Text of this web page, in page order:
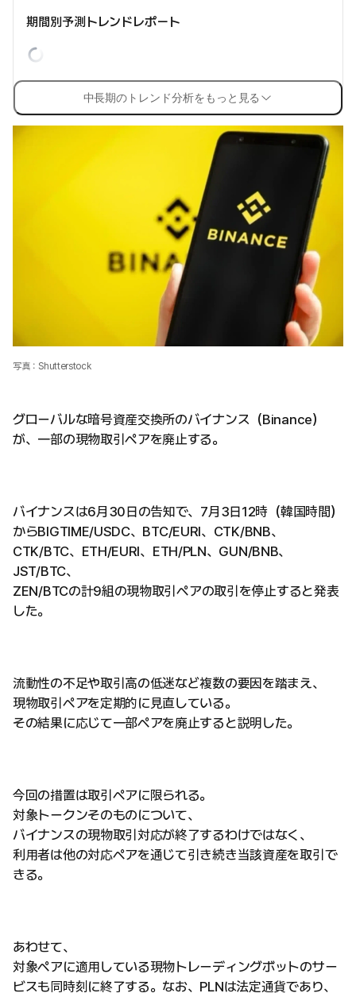
期間別予測トレンドレポート
中長期のトレンド分析をもっと見る
写真：Shutterstock
グローバルな暗号資産交換所のバイナンス（Binance）
が、一部の現物取引ペアを廃止する。
バイナンスは6月30日の告知で、7月3日12時（韓国時間）
からBIGTIME/USDC、BTC/EURI、CTK/BNB、
CTK/BTC、ETH/EURI、ETH/PLN、GUN/BNB、
JST/BTC、
ZEN/BTCの計9組の現物取引ペアの取引を停止すると発表
した。
流動性の不足や取引高の低迷など複数の要因を踏まえ、
現物取引ペアを定期的に見直している。
その結果に応じて一部ペアを廃止すると説明した。
今回の措置は取引ペアに限られる。
対象トークンそのものについて、
バイナンスの現物取引対応が終了するわけではなく、
利用者は他の対応ペアを通じて引き続き当該資産を取引で
きる。
あわせて、
対象ペアに適用している現物トレーディングボットのサー
ビスも同時刻に終了する。なお、PLNは法定通貨であり、